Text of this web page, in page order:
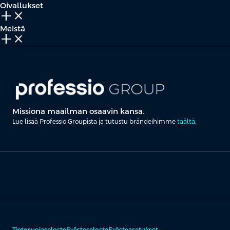
Oivallukset
add_2 close
Meistä
add_2 close
Missiona maailman osaavin kansa.
Lue lisää Professio Groupista ja tutustu brändeihimme täältä.